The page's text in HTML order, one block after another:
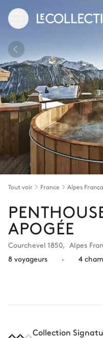
Tout voir France Alpes
APOGÉE
Courchevel 1850, Alpes
8 voyageurs
· 4
Collection